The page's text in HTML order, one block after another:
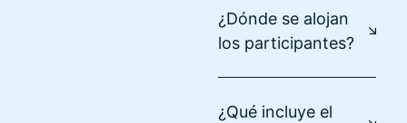
¿Dónde se alojan
los participantes?
¿Qué incluye el